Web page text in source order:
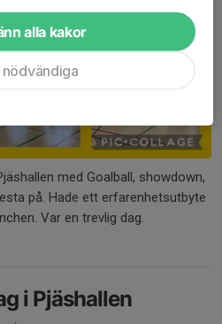
med Goalball, showdown,
på. Hade ett erfarenhetsutbyte
Var en trevlig dag.
i Pjäshallen
alla kakor
nödvändiga